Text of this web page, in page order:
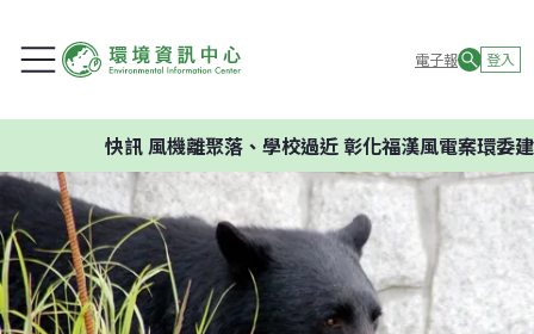
電子報 登入
風機離聚落、學校過近 彰化福漢風電案環委建議不應